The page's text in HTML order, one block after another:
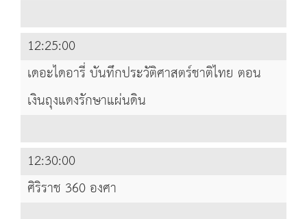
12:25:00
เดอะไดอารี่ บันทึกประวัติศาสตร์ชาติไทย ตอน
เงินถุงแดงรักษาแผ่นดิน
12:30:00
ศิริราช 360 องศา